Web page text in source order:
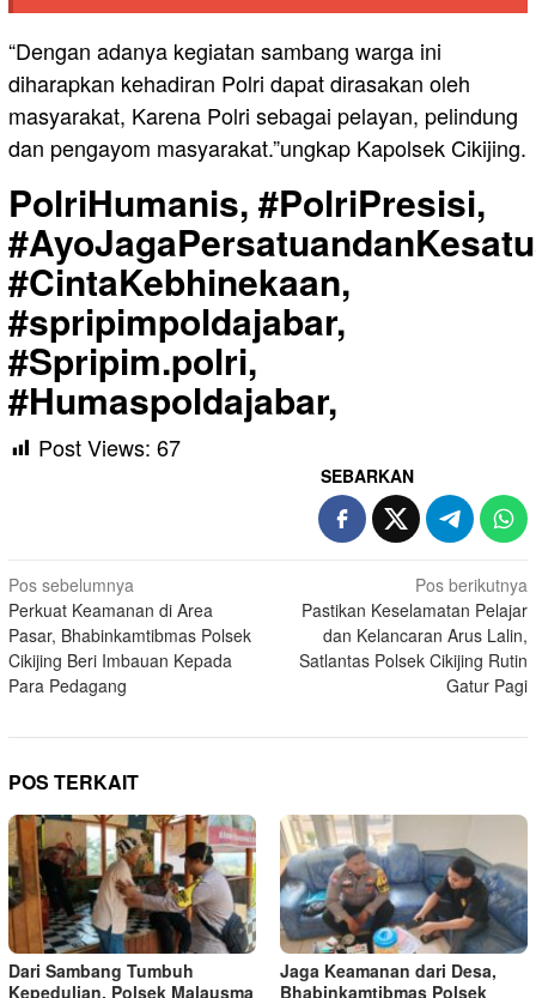
“Dengan adanya kegiatan sambang warga ini
diharapkan kehadiran Polri dapat dirasakan oleh
masyarakat, Karena Polri sebagai pelayan, pelindung
dan pengayom masyarakat.”ungkap Kapolsek Cikijing.
PolriHumanis, #PolriPresisi,
#CintaKebhinekaan,
#spripimpoldajabar,
#Spripim.polri,
#Humaspoldajabar,
Post Views: 67
SEBARKAN
Navigasi
pos
Pos sebelumnya
Perkuat Keamanan di Area
Pasar, Bhabinkamtibmas Polsek
Cikijing Beri Imbauan Kepada
Para Pedagang
Pos berikutnya
Pastikan Keselamatan Pelajar
dan Kelancaran Arus Lalin,
Satlantas Polsek Cikijing Rutin
Gatur Pagi
POS TERKAIT
Dari Sambang Tumbuh
Kepedulian, Polsek Malausma
Jaga Keamanan dari Desa,
Bhabinkamtibmas Polsek